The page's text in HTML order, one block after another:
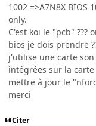
1002 =>A7N8X BIOS
only.
C'est koi le "pcb" ???
bios je dois prendre
j'utilise une carte
intégrées sur la
mettre à jour le
merci
Citer